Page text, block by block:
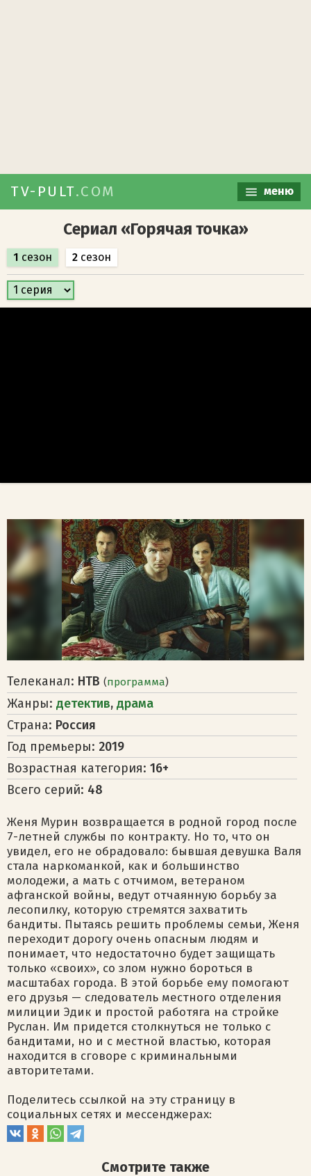
TV-PULT.COM меню
Сериал «Горячая точка»
1 сезон 2 сезон
Телеканал: НТВ (программа)
Жанры: детектив, драма
Страна: Россия
Год премьеры: 2019
Возрастная категория: 16+
Всего серий: 48
Женя Мурин возвращается в родной город после
7-летней службы по контракту. Но то, что он
увидел, его не обрадовало: бывшая девушка Валя
стала наркоманкой, как и большинство
молодежи, а мать с отчимом, ветераном
афганской войны, ведут отчаянную борьбу за
лесопилку, которую стремятся захватить
бандиты. Пытаясь решить проблемы семьи, Женя
переходит дорогу очень опасным людям и
понимает, что недостаточно будет защищать
только «своих», со злом нужно бороться в
масштабах города. В этой борьбе ему помогают
его друзья — следователь местного отделения
милиции Эдик и простой работяга на стройке
Руслан. Им придется столкнуться не только с
бандитами, но и с местной властью, которая
находится в сговоре с криминальными
авторитетами.
Поделитесь ссылкой на эту страницу в
социальных сетях и мессенджерах:
Смотрите также